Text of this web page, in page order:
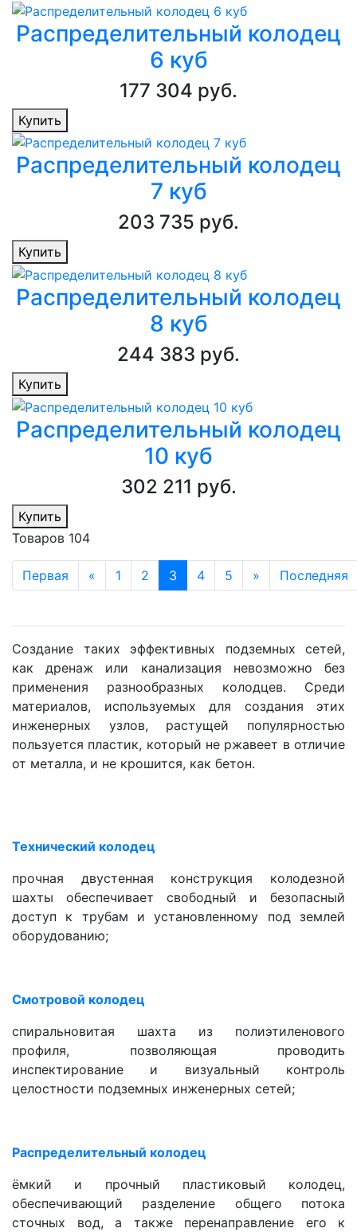
Распределительный колодец
6 куб
177 304 руб.
Купить
Распределительный колодец
7 куб
203 735 руб.
Купить
Распределительный колодец
8 куб
244 383 руб.
Купить
Распределительный колодец
10 куб
302 211 руб.
Купить
Товаров 104
Первая « 1 2 3 4 5 » Последняя
Создание таких эффективных подземных сетей,
как дренаж или канализация невозможно без
применения разнообразных колодцев. Среди
материалов, используемых для создания этих
инженерных узлов, растущей популярностью
пользуется пластик, который не ржавеет в отличие
от металла, и не крошится, как бетон.
Технический колодец
прочная двустенная конструкция колодезной
шахты обеспечивает свободный и безопасный
доступ к трубам и установленному под землей
оборудованию;
Смотровой колодец
спиральновитая шахта из полиэтиленового
профиля, позволяющая проводить
инспектирование и визуальный контроль
целостности подземных инженерных сетей;
Распределительный колодец
ёмкий и прочный пластиковый колодец,
обеспечивающий разделение общего потока
сточных вод, а также перенаправление его к